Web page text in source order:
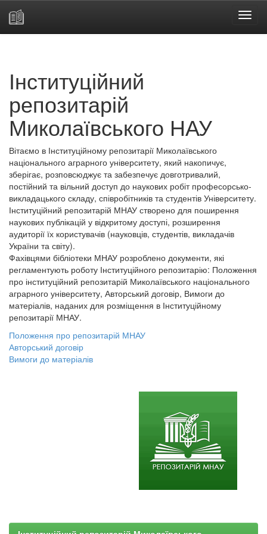
Інституційний
репозитарій
Миколаївського НАУ
Вітаємо в Інституційному репозитарії Миколаївського
національного аграрного університету, який накопичує,
зберігає, розповсюджує та забезпечує довготривалий,
постійний та вільний доступ до наукових робіт професорсько-
викладацького складу, співробітників та студентів Університету.
Інституційний репозитарій МНАУ створено для поширення
наукових публікацій у відкритому доступі, розширення
аудиторії їх користувачів (науковців, студентів, викладачів
України та світу).
Фахівцями бібліотеки МНАУ розроблено документи, які
регламентують роботу Інституційного репозитарію: Положення
про інституційний репозитарій Миколаївського національного
аграрного університету, Авторський договір, Вимоги до
матеріалів, наданих для розміщення в Інституційному
репозитарії МНАУ.
Положення про репозитарій МНАУ
Авторський договір
Вимоги до матеріалів